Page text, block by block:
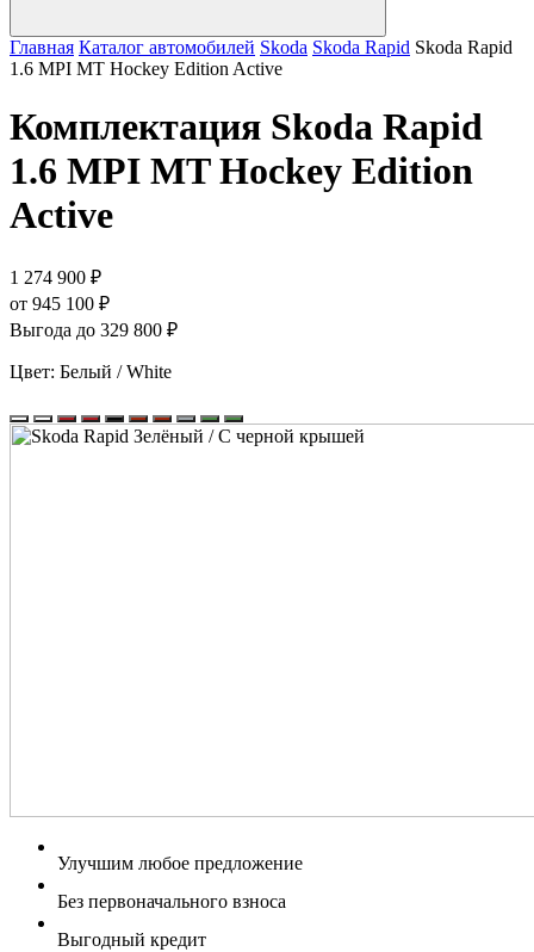
Главная Каталог автомобилей Skoda Skoda Rapid Skoda Rapid
1.6 MPI MT Hockey Edition Active
Комплектация Skoda Rapid
1.6 MPI MT Hockey Edition
Active
1 274 900 ₽
от 945 100 ₽
Выгода до 329 800 ₽
Цвет: Белый / White
Улучшим любое предложение
Без первоначального взноса
Выгодный кредит